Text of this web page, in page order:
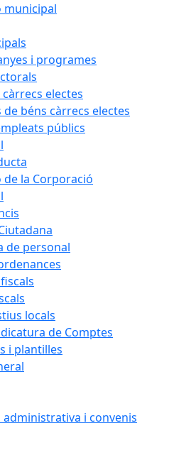
municipal
i programes
electes
de béns càrrecs electes
públics
de la Corporació
de personal
locals
de Comptes
i plantilles
i convenis